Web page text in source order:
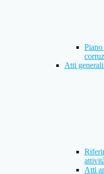
Atti generali
Atti